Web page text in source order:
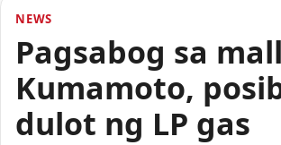
NEWS
Pagsabog sa
Kumamoto,
dulot ng LP gas